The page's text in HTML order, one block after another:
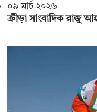
০৯ মার্চ ২০২৬
ক্রীড়া সাংবাদিক রাজু